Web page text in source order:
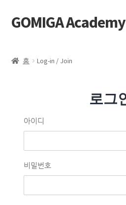
GOMIGA Academy
에스테틱
제품 구매
로그인
홈 Log-in / Join
로그
아이디
비밀번호